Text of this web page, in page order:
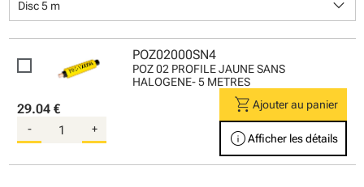
Disc 5 m
POZ02000SN4
POZ 02 PROFILE JAUNE SANS
HALOGENE- 5 METRES
29.04 €
- +
shopping_cart Ajouter au panier
infoAfficher les détails